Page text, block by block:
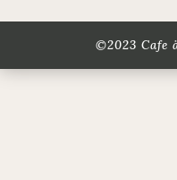
©2023 Cafe